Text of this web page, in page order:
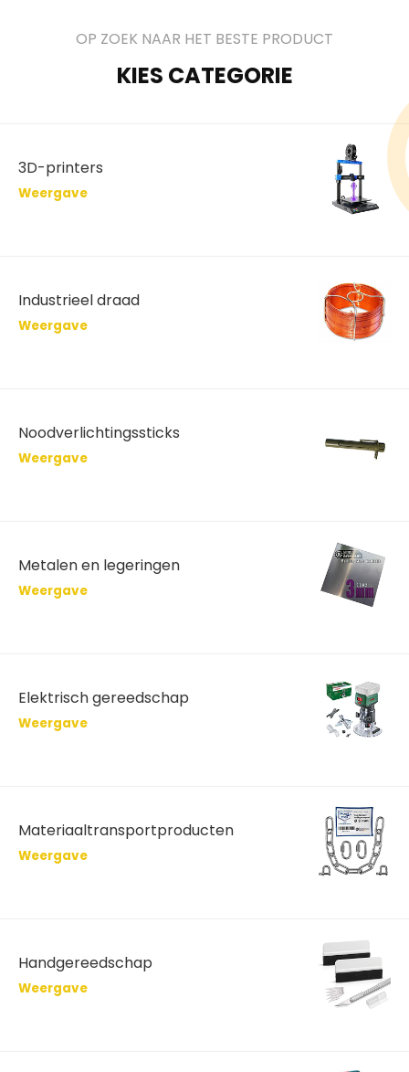
OP ZOEK NAAR HET BESTE PRODUCT
KIES CATEGORIE
3D-printers
Weergave
Industrieel draad
Weergave
Noodverlichtingssticks
Weergave
Metalen en legeringen
Weergave
Elektrisch gereedschap
Weergave
Materiaaltransportproducten
Weergave
Handgereedschap
Weergave